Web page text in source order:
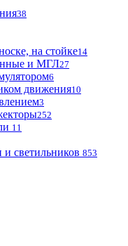
38
на стойке14
и МГЛ27
6
движения10
3
252
11
светильников 853